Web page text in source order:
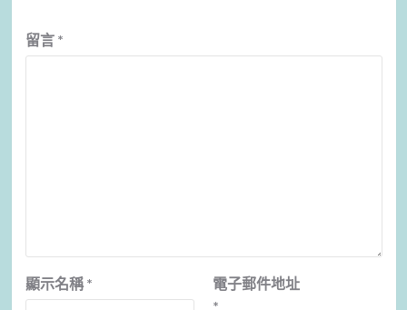
留言 *
顯示名稱 *
電子郵件地址
*